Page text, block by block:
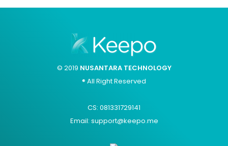
© 2019 NUSANTARA TECHNOLOGY
® All Right Reserved
CS: 081331729141
Email: support@keepo.me